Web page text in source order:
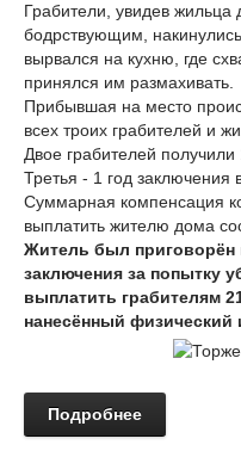
Грабители, увидев жильца
бодрствующим,
вырвался на кухню, где
принялся им размахивать.
Прибывшая на место
всех троих грабителей и
Двое грабителей получили
Третья - 1 год заключения
Суммарная компенсация
выплатить жителю дома
Житель был приговорён
заключения за попытку
выплатить грабителям
нанесённый
Подробнее